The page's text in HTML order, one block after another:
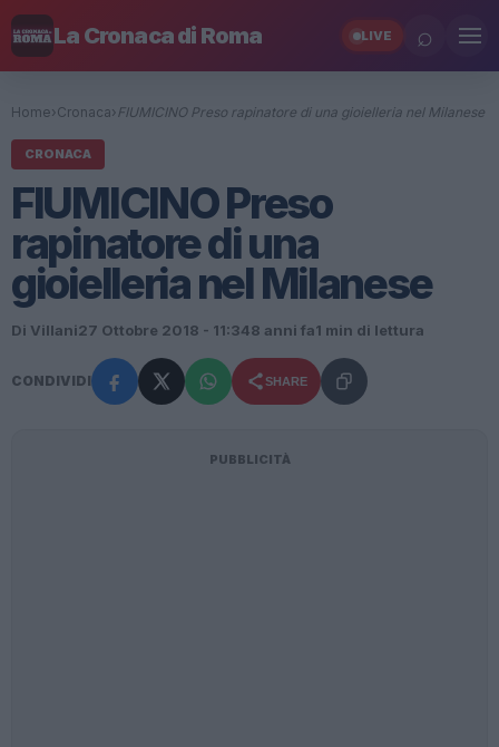
La Cronaca di Roma LIVE ⌕
Home› Cronaca› FIUMICINO Preso rapinatore di una gioielleria nel Milanese
CRONACA
FIUMICINO Preso
rapinatore di una
gioielleria nel Milanese
Di Villani27 Ottobre 2018 - 11:348 anni fa1 min di lettura
CONDIVIDI SHARE
PUBBLICITÀ